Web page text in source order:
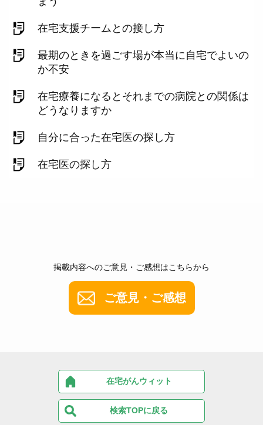
在宅支援チームとの接し方
最期のときを過ごす場が本当に自宅でよいの
か不安
在宅療養になるとそれまでの病院との関係は
どうなりますか
自分に合った在宅医の探し方
在宅医の探し方
掲載内容へのご意見・ご感想はこちらから
ご意見・ご感想
在宅がんウィット
検索TOPに戻る